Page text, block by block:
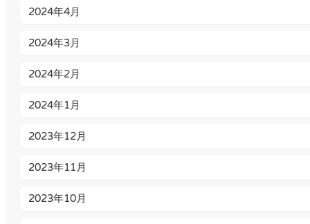
2024年4月
2024年3月
2024年2月
2024年1月
2023年12月
2023年11月
2023年10月